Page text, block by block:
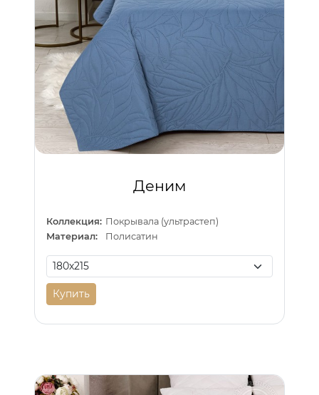
Деним
Коллекция: Покрывала (ультрастеп)
Материал:
Полисатин
Купить